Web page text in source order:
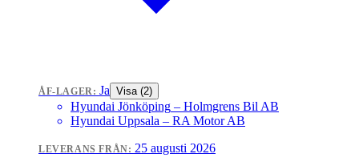
ÅF-LAGER: Ja Visa (2)
Hyundai Jönköping – Holmgrens Bil AB
Hyundai Uppsala – RA Motor AB
LEVERANS FRÅN: 25 augusti 2026